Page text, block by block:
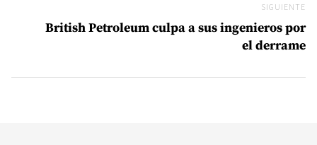
SIGUIENTE
British Petroleum culpa a sus ingenieros por
el derrame